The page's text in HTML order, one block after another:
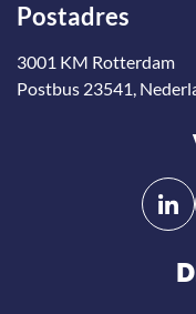
Postadres
3001 KM Rotterdam
Postbus 23541,
Volg
ons